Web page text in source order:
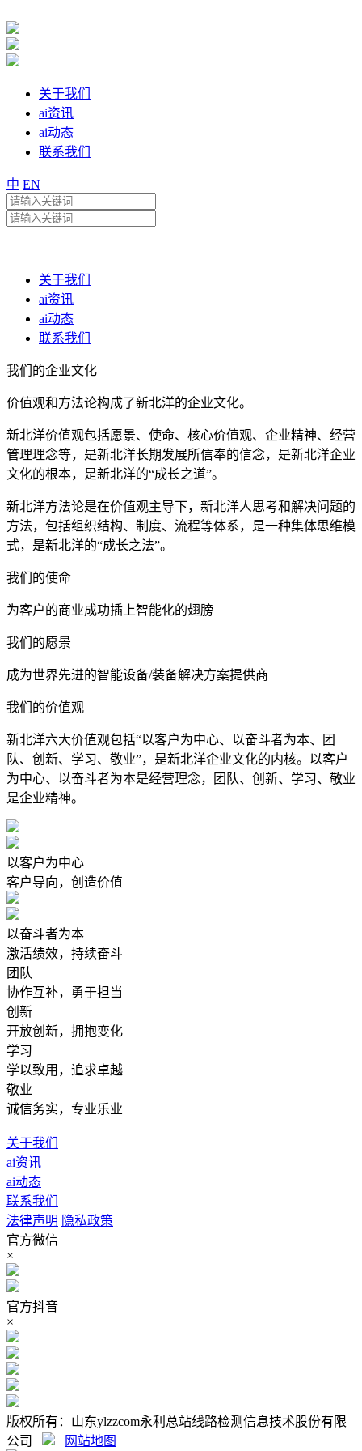
关于我们
ai资讯
ai动态
联系我们
中 EN
关于我们
ai资讯
ai动态
联系我们
我们的企业文化
价值观和方法论构成了新北洋的企业文化。
新北洋价值观包括愿景、使命、核心价值观、企业精神、经营
管理理念等，是新北洋长期发展所信奉的信念，是新北洋企业
文化的根本，是新北洋的“成长之道”。
新北洋方法论是在价值观主导下，新北洋人思考和解决问题的
方法，包括组织结构、制度、流程等体系，是一种集体思维模
式，是新北洋的“成长之法”。
我们的使命
为客户的商业成功插上智能化的翅膀
我们的愿景
成为世界先进的智能设备/装备解决方案提供商
我们的价值观
新北洋六大价值观包括“以客户为中心、以奋斗者为本、团
队、创新、学习、敬业”，是新北洋企业文化的内核。以客户
为中心、以奋斗者为本是经营理念，团队、创新、学习、敬业
是企业精神。
以客户为中心
客户导向，创造价值
以奋斗者为本
激活绩效，持续奋斗
团队
协作互补，勇于担当
创新
开放创新，拥抱变化
学习
学以致用，追求卓越
敬业
诚信务实，专业乐业
关于我们
ai资讯
ai动态
联系我们
法律声明 隐私政策
官方微信
×
官方抖音
×
版权所有：山东ylzzcom永利总站线路检测信息技术股份有限
公司
网站地图